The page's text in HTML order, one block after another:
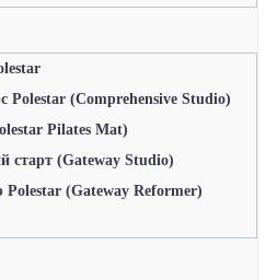
(Comprehensive Studio)
Pilates Mat)
старт (Gateway Studio)
(Gateway Reformer)